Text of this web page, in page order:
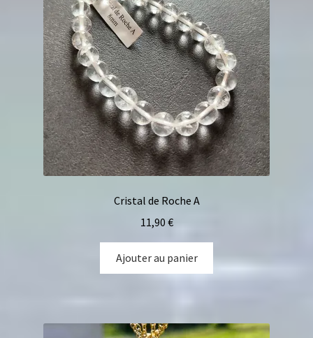
Cristal de Roche A
11,90 €
Ajouter au panier